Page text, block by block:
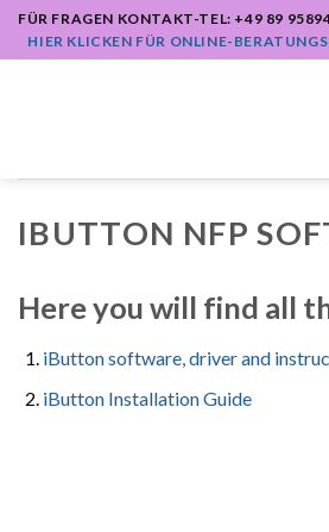
Zum
Inhalt
FÜR FRAGEN KONTAKT-TEL: +49 89
HIER KLICKEN FÜR ONLINE-
IBUTTON NFP
Here you will find all
iButton software, driver and
iButton Installation Guide